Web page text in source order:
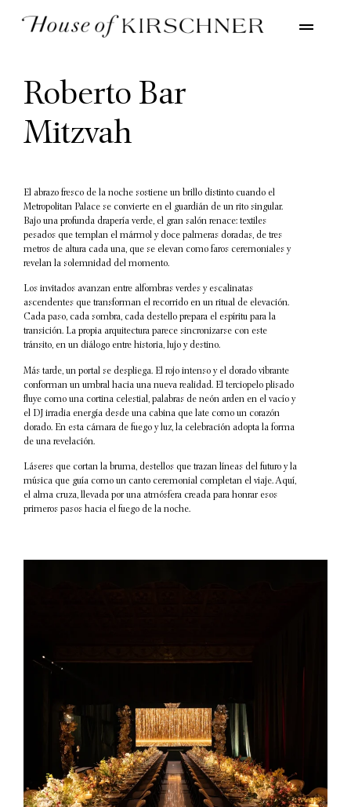
Roberto Bar
Mitzvah
El abrazo fresco de la noche sostiene un brillo distinto cuando el
Metropolitan Palace se convierte en el guardián de un rito singular.
Bajo una profunda drapería verde, el gran salón renace: textiles
pesados que templan el mármol y doce palmeras doradas, de tres
metros de altura cada una, que se elevan como faros ceremoniales y
revelan la solemnidad del momento.
Los invitados avanzan entre alfombras verdes y escalinatas
ascendentes que transforman el recorrido en un ritual de elevación.
Cada paso, cada sombra, cada destello prepara el espíritu para la
transición. La propia arquitectura parece sincronizarse con este
tránsito, en un diálogo entre historia, lujo y destino.
Más tarde, un portal se despliega. El rojo intenso y el dorado vibrante
conforman un umbral hacia una nueva realidad. El terciopelo plisado
fluye como una cortina celestial, palabras de neón arden en el vacío y
el DJ irradia energía desde una cabina que late como un corazón
dorado. En esta cámara de fuego y luz, la celebración adopta la forma
de una revelación.
Láseres que cortan la bruma, destellos que trazan líneas del futuro y la
música que guía como un canto ceremonial completan el viaje. Aquí,
el alma cruza, llevada por una atmósfera creada para honrar esos
primeros pasos hacia el fuego de la noche.